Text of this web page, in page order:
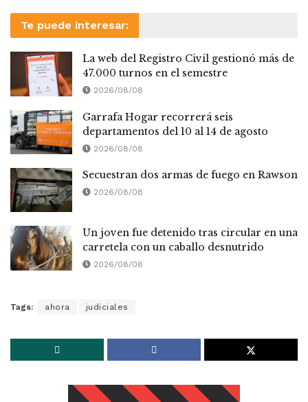
Te puede interesar:
La web del Registro Civil gestionó más de
47.000 turnos en el semestre
2026/08/08
Garrafa Hogar recorrerá seis
departamentos del 10 al 14 de agosto
2026/08/08
Secuestran dos armas de fuego en Rawson
2026/08/08
Un joven fue detenido tras circular en una
carretela con un caballo desnutrido
2026/08/08
Tags: ahora judiciales